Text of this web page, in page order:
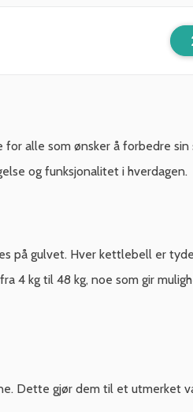
alle som ønsker å forbedre sin
og funksjonalitet i hverdagen.
på gulvet. Hver kettlebell er
4 kg til 48 kg, noe som gir
Dette gjør dem til et utmerket